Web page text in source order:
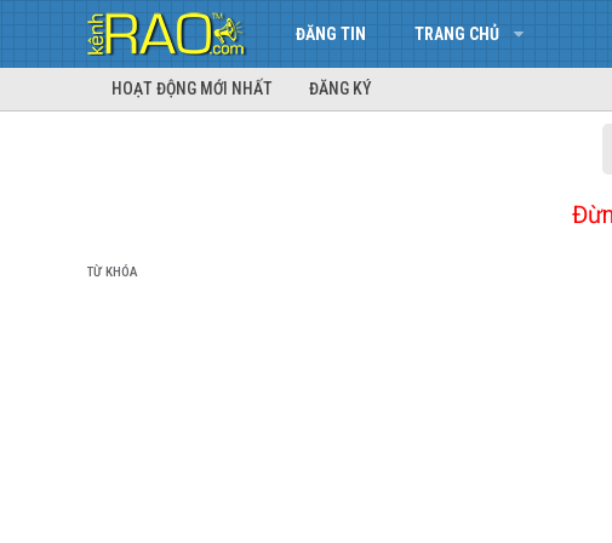
ĐĂNG TIN TRANG CHỦ
HOẠT ĐỘNG MỚI NHẤT ĐĂNG KÝ
TỪ KHÓA